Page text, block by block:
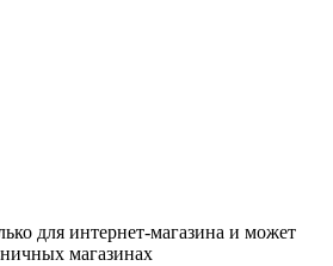
для интернет-магазина и может
магазинах